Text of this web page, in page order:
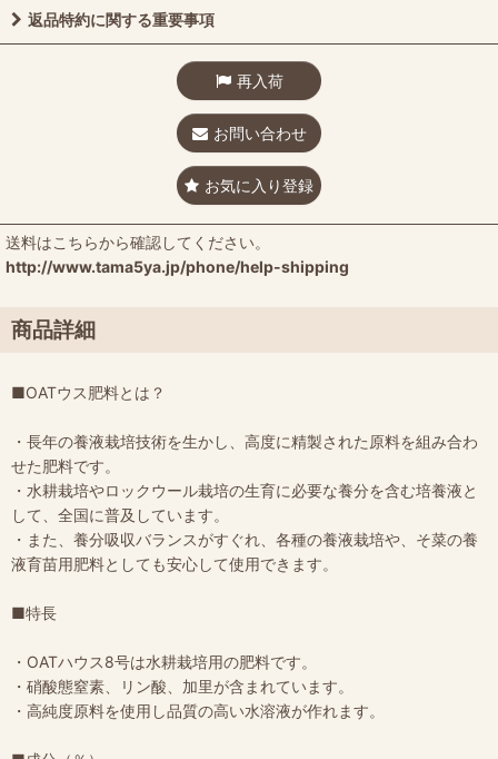
返品特約に関する重要事項
再入荷
お問い合わせ
お気に入り登録
送料はこちらから確認してください。
http://www.tama5ya.jp/phone/help-shipping
商品詳細
■OATウス肥料とは？
・長年の養液栽培技術を生かし、高度に精製された原料を組み合わ
せた肥料です。
・水耕栽培やロックウール栽培の生育に必要な養分を含む培養液と
して、全国に普及しています。
・また、養分吸収バランスがすぐれ、各種の養液栽培や、そ菜の養
液育苗用肥料としても安心して使用できます。
■特長
・OATハウス8号は水耕栽培用の肥料です。
・硝酸態窒素、リン酸、加里が含まれています。
・高純度原料を使用し品質の高い水溶液が作れます。